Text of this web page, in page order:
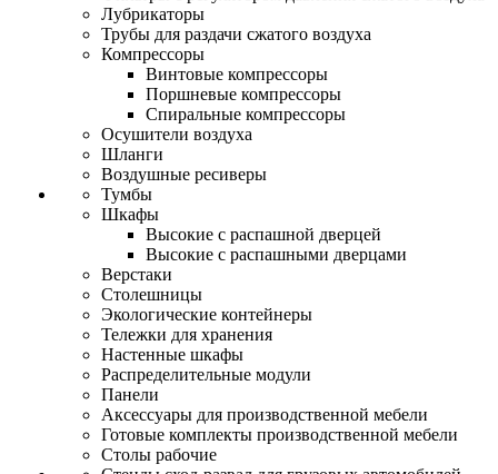
Лубрикаторы
Трубы для раздачи сжатого воздуха
Компрессоры
Винтовые компрессоры
Поршневые компрессоры
Спиральные компрессоры
Осушители воздуха
Шланги
Воздушные ресиверы
Тумбы
Шкафы
Высокие с распашной дверцей
Высокие с распашными дверцами
Верстаки
Столешницы
Экологические контейнеры
Тележки для хранения
Настенные шкафы
Распределительные модули
Панели
Аксессуары для производственной мебели
Готовые комплекты производственной мебели
Столы рабочие